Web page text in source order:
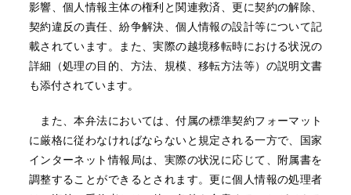
影響、個人情報主体の権利と関連救済、更に契約の解除、
契約違反の責任、紛争解決、個人情報の設計等について記
載されています。また、実際の越境移転時における状況の
詳細（処理の目的、方法、規模、移転方法等）の説明文書
も添付されています。
また、本弁法においては、付属の標準契約フォーマット
に厳格に従わなければならないと規定される一方で、国家
インターネット情報局は、実際の状況に応じて、附属書を
調整することができるとされます。更に個人情報の処理者